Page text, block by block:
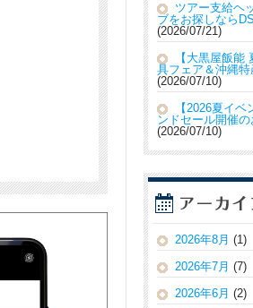
ツアー支給ヘ
ブをお探しなら
2026/07/21
【大黒屋飯
具フェア＆沖縄特
2026/07/10
【2026夏イ
ンドセール開催
2026/07/10
2026年8月 (1)
2026年7月 (7)
2026年6月 (2)